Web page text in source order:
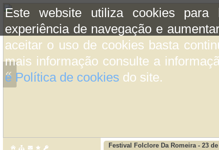
Este website utiliza cookies para
experiência de navegação e
aceitar o uso de cookies basta
mais informação consulte a
e Política de cookies do site.
«
Festival Folclore Da Romeira - 23